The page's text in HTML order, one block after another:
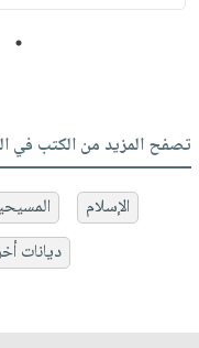
1
تصفح المزيد من الكتب في
الإسلام
ديانات